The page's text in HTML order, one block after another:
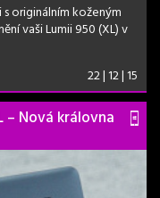
originálním koženým
vaši Lumii 950 (XL) v
22 | 12 | 15
– Nová královna